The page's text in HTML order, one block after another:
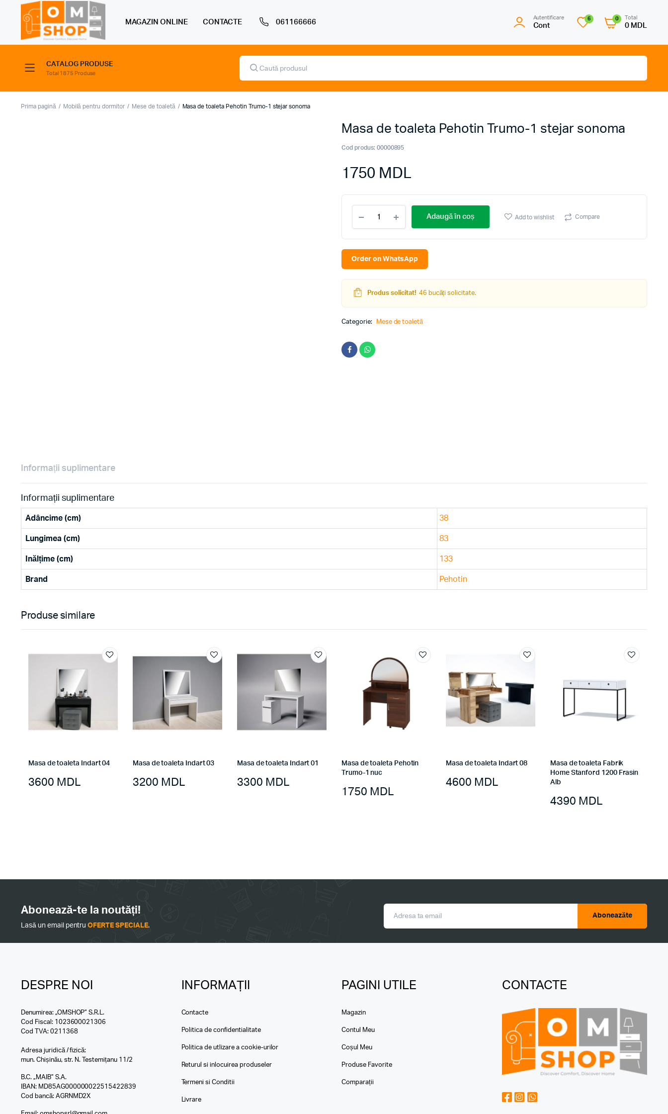
MAGAZIN ONLINE CONTACTE 061166666
Autentificare
Cont
6 0 Total
0 MDL
CATALOG PRODUSE
Total 1875 Produse
Products
search
Prima pagină Mobilă pentru dormitor Mese de toaletă Masa de toaleta Pehotin Trumo-1 stejar sonoma
Masa de toaleta Pehotin Trumo-1 stejar sonoma
Cod produs: 00000895
1750 MDL
toaleta
Pehotin
1
Adaugă în coș Add to wishlist Compare
Order on WhatsApp
Produs solicitat! 46 bucăți solicitate.
Categorie: Mese de toaletă
Informații suplimentare
Informații suplimentare
Adâncime (cm) 38
Lungimea (cm) 83
Inălțime (cm) 133
Brand Pehotin
Produse similare
Masa de toaleta Indart 04
3600 MDL
Masa de toaleta Indart 03
3200 MDL
Masa de toaleta Indart 01
3300 MDL
Masa de toaleta Pehotin
Trumo-1 nuc
1750 MDL
Masa de toaleta Indart 08
4600 MDL
Masa de toaleta Fabrik
Home Stanford 1200 Frasin
Alb
4390 MDL
Abonează-te la noutăți!
Lasă un email pentruOFERTE SPECIALE.
Aboneazăte
DESPRE NOI
Denumirea: „OMSHOP” S.R.L.
Cod Fiscal: 1023600021306
Cod TVA: 0211368
Adresa juridică / fizică:
mun. Chișinău, str. N. Testemițanu 11/2
B.C. „MAIB” S.A.
IBAN: MD85AG000000022515422839
Cod bancă: AGRNMD2X
INFORMAȚII
Contacte
Politica de confidentialitate
Politica de utlizare a cookie-urilor
Returul si inlocuirea produseler
Termeni si Conditii
Livrare
PAGINI UTILE
Magazin
Contul Meu
Coșul Meu
Produse Favorite
Comparații
CONTACTE